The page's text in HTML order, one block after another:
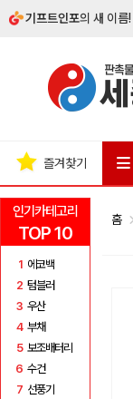
기프트인포의 새 이름!
인기카테고리
TOP 10
1 에코백
2 텀블러
3 우산
4 부채
5 보조배터리
6 수건
7 선풍기
즐겨찾기
홈